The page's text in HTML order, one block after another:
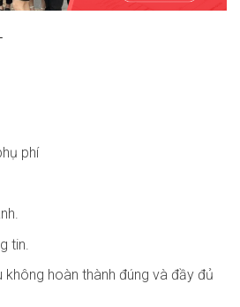
phí
tin.
không hoàn thành đúng và đầy đủ